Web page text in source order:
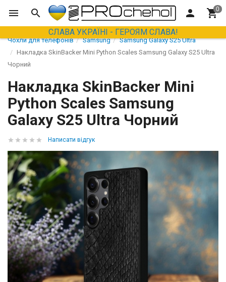
СЛАВА УКРАЇНІ - ГЕРОЯМ СЛАВА!
Чохли для телефонів Samsung
Samsung Galaxy S25 Ultra
Накладка SkinBacker Mini Python Scales Samsung Galaxy S25 Ultra
Чорний
Накладка SkinBacker Mini
Python Scales Samsung
Galaxy S25 Ultra Чорний
Написати відгук